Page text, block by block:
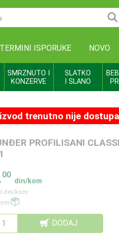
TERMINI ISPORUKE NOVO
SMRZNUTO I
KONZERVE
SLATKO
I SLANO
trenutno nije
PROFILISANI
00
din/kom
din/kom
DODAJ